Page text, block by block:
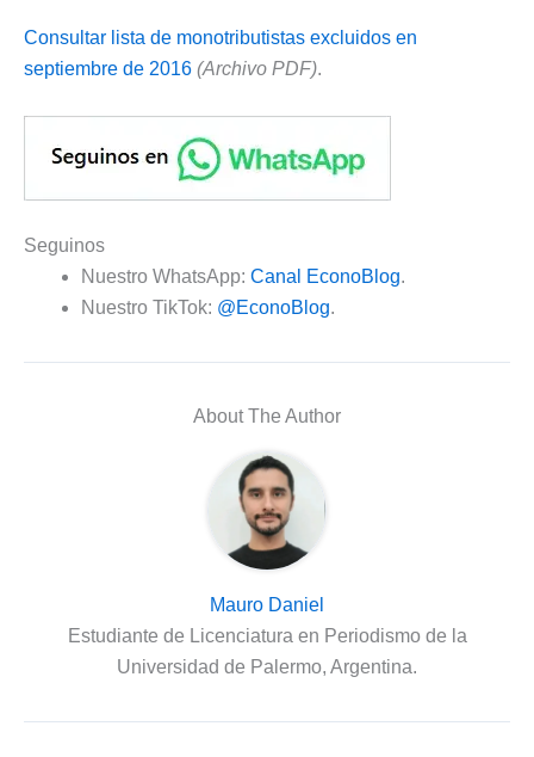
Consultar lista de monotributistas excluidos en
septiembre de 2016 (Archivo PDF).
Seguinos
Nuestro WhatsApp: Canal EconoBlog.
Nuestro TikTok: @EconoBlog.
About The Author
Mauro Daniel
Estudiante de Licenciatura en Periodismo de la
Universidad de Palermo, Argentina.